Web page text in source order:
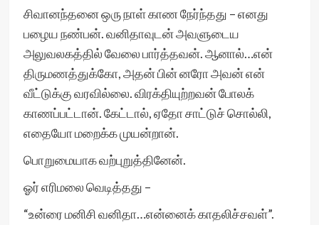
சிவானந்தனை ஒரு நாள் காண நேர்ந்தது – எனது
பழைய நண்பன். வனிதாவுடன் அவளுடைய
அலுவலகத்தில் வேலை பார்த்தவன். ஆனால்…என்
திருமணத்துக்கோ, அதன் பின் னரோ அவன் என்
வீட்டுக்கு வரவில்லை. விரக்தியுற்றவன் போலக்
காணப்பட்டான். கேட்டால், ஏதோ சாட்டுச் சொல்லி,
எதையோ மறைக்க முயன்றான்.
பொறுமையாக வற்புறுத்தினேன்.
ஓர் எரிமலை வெடித்தது –
“உன்ரை மனிசி வனிதா…என்னைக் காதலிச்சவள்”.